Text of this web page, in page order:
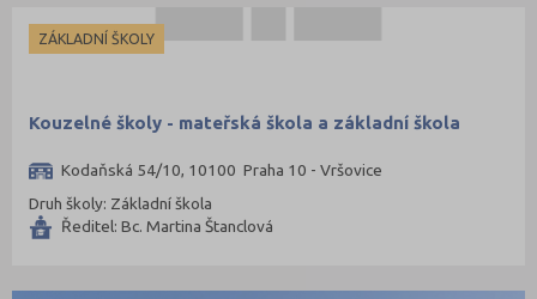
ZÁKLADNÍ ŠKOLY
Kouzelné školy - mateřská škola a základní škola
Kodaňská 54/10, 10100 Praha 10 - Vršovice
Druh školy: Základní škola
Ředitel: Bc. Martina Štanclová